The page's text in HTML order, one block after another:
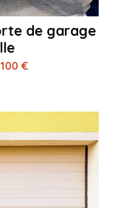
de garage
€